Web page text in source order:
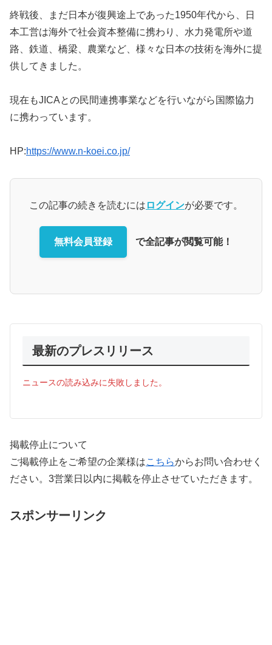
終戦後、まだ日本が復興途上であった1950年代から、日
本工営は海外で社会資本整備に携わり、水力発電所や道
路、鉄道、橋梁、農業など、様々な日本の技術を海外に提
供してきました。
現在もJICAとの民間連携事業などを行いながら国際協力
に携わっています。
HP:https://www.n-koei.co.jp/
この記事の続きを読むには ログインが必要です。
無料会員登録 で全記事が閲覧可能！
最新のプレスリリース
ニュースの読み込みに失敗しました。
掲載停止について
ご掲載停止をご希望の企業様はこちらからお問い合わせく
ださい。3営業日以内に掲載を停止させていただきます。
スポンサーリンク